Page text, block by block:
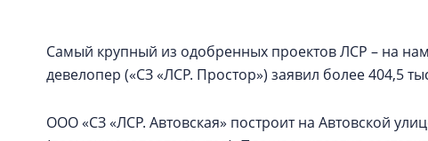
Самый крупный из одобренных проектов ЛСР – на
девелопер («СЗ «ЛСР. Простор») заявил более 404,5
ООО «СЗ «ЛСР. Автовская» построит на Автовской